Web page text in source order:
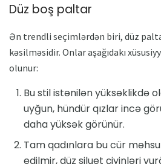
Düz boş paltar
Ən trendli seçimlərdən biri, düz
kəsilməsidir. Onlar aşağıdakı
olunur:
Bu stil istənilən yüksəklikdə
uyğun, hündür qızlar incə
daha yüksək görünür.
Tam qadınlara bu cür
edilmir, düz siluet çiyinləri